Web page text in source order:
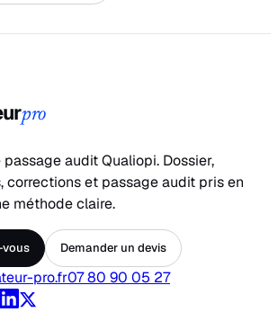
pro
audit Qualiopi. Dossier,
corrections et passage audit pris en
méthode claire.
vous Demander un devis
pro.fr07 80 90 05 27